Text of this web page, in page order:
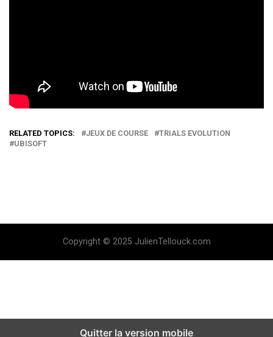
RELATED TOPICS: JEUX DE COURSE
TRIALS EVOLUTION
UBISOFT
Copyright © 2025 JulienTellouck.com
Quitter la version mobile